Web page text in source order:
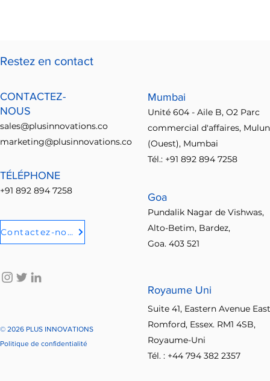
Restez en contact
CONTACTEZ-
NOUS
sales@plusinnovations.co
marketing@plusinnovations.co
TÉLÉPHONE
+91 892 894 7258
Contactez-nous
© 2026 PLUS INNOVATIONS
Politique de confidentialité
Mumbai
Unité 604 - Aile B, O2 Parc
commercial d'affaires,
(Ouest), Mumbai
Tél.: +91 892 894 7258
Goa
Pundalik Nagar de Vishwas,
Alto-Betim, Bardez,
Goa. 403 521
Royaume Uni
Suite 41, Eastern Avenue
Romford, Essex. RM1 4SB,
Royaume-Uni
Tél. : +44 794 382 2357